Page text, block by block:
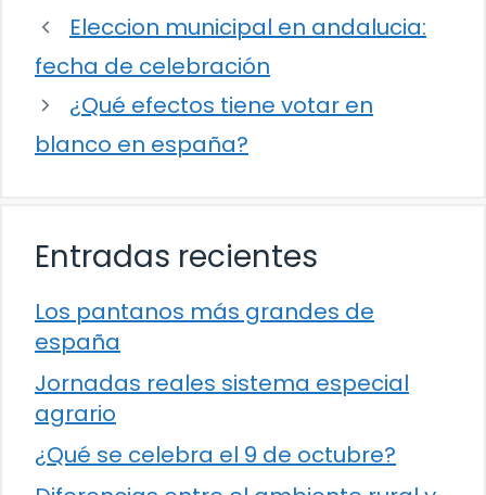
Eleccion municipal en andalucia:
fecha de celebración
¿Qué efectos tiene votar en
blanco en españa?
Entradas recientes
Los pantanos más grandes de
españa
Jornadas reales sistema especial
agrario
¿Qué se celebra el 9 de octubre?